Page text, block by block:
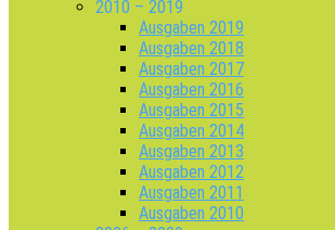
2010 – 2019
Ausgaben 2019
Ausgaben 2018
Ausgaben 2017
Ausgaben 2016
Ausgaben 2015
Ausgaben 2014
Ausgaben 2013
Ausgaben 2012
Ausgaben 2011
Ausgaben 2010